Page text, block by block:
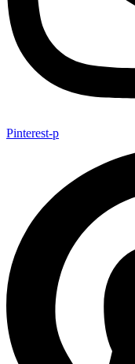
Pinterest-p